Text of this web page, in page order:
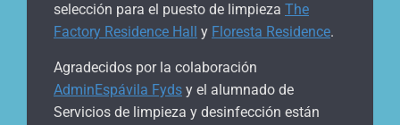
selección para el puesto de limpieza The
Factory Residence Hall
y Floresta Residence.
Agradecidos por la colaboración
AdminEspávila Fyds y el alumnado de
Servicios de limpieza y desinfección están